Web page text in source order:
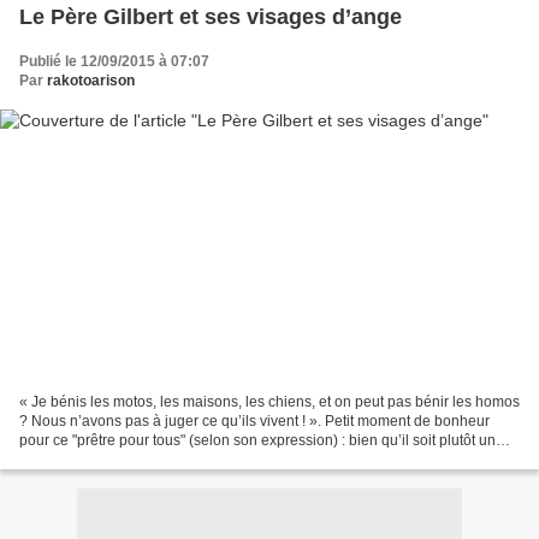
Le Père Gilbert et ses visages d’ange
Publié le 12/09/2015 à 07:07
Par rakotoarison
« Je bénis les motos, les maisons, les chiens, et on peut pas bénir les homos
? Nous n’avons pas à juger ce qu’ils vivent ! ». Petit moment de bonheur
pour ce "prêtre pour tous" (selon son expression) : bien qu’il soit plutôt un